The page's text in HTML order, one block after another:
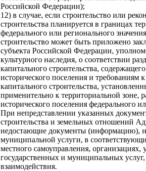
Российской Федерации);
12) в случае, если строительство или
строительства планируется в границах
федерального или регионального
строительство может быть приложено
субъекта Российской Федерации,
культурного наследия, о соответствии
капитального строительства,
исторического поселения и требованиям
капитального строительства,
применительно к территориальной зоне,
исторического поселения федерального
При непредставлении указанных
строительства и земельных отношений
недостающие документы (информацию),
муниципальной услуги, в
местного самоуправления,
государственных и муниципальных
взаимодействия.